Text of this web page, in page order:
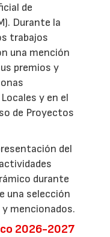
de
Durante la
trabajos
una mención
premios y
y en el
de Proyectos
del
durante
una selección
mencionados.
2026-2027